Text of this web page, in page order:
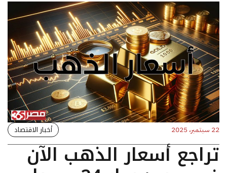
22 سبتمبر، 2025 أخبار الاقتصاد
تراجع أسعار الذهب الآن